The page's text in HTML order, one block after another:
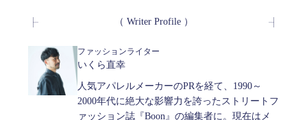
（ Writer Profile ）
ファッションライター
いくら直幸
人気アパレルメーカーのPRを経て、1990～
2000年代に絶大な影響力を誇ったストリートフ
ァッション誌『Boon』の編集者に。現在はメ